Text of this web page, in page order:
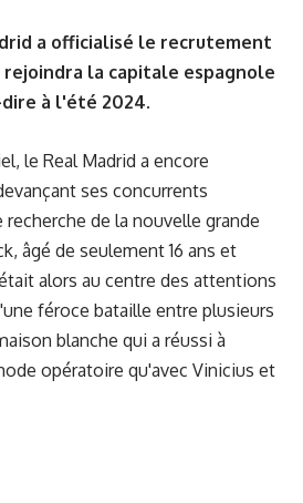
a officialisé le recrutement
rejoindra la capitale espagnole
dire à l'été 2024.
le Real Madrid a encore
ses concurrents
de la nouvelle grande
âgé de seulement 16 ans et
alors au centre des attentions
féroce bataille entre plusieurs
blanche qui a réussi à
opératoire qu'avec Vinicius et